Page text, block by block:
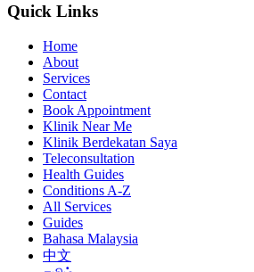
Quick Links
Home
About
Services
Contact
Book Appointment
Klinik Near Me
Klinik Berdekatan Saya
Teleconsultation
Health Guides
Conditions A-Z
All Services
Guides
Bahasa Malaysia
中文